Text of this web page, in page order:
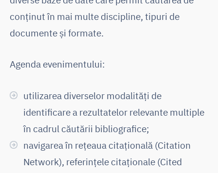
conținut în mai multe discipline, tipuri de
documente și formate.
Agenda evenimentului:
utilizarea diverselor modalități de
identificare a rezultatelor relevante multiple
în cadrul căutării bibliografice;
navigarea în rețeaua citațională (Citation
Network), referințele citaționale (Cited